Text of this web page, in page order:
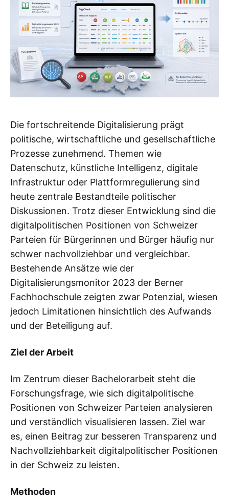
Die fortschreitende Digitalisierung prägt
politische, wirtschaftliche und gesellschaftliche
Prozesse zunehmend. Themen wie
Datenschutz, künstliche Intelligenz, digitale
Infrastruktur oder Plattformregulierung sind
heute zentrale Bestandteile politischer
Diskussionen. Trotz dieser Entwicklung sind die
digitalpolitischen Positionen von Schweizer
Parteien für Bürgerinnen und Bürger häufig nur
schwer nachvollziehbar und vergleichbar.
Bestehende Ansätze wie der
Digitalisierungsmonitor 2023 der Berner
Fachhochschule zeigten zwar Potenzial, wiesen
jedoch Limitationen hinsichtlich des Aufwands
und der Beteiligung auf.
Ziel der Arbeit
Im Zentrum dieser Bachelorarbeit steht die
Forschungsfrage, wie sich digitalpolitische
Positionen von Schweizer Parteien analysieren
und verständlich visualisieren lassen. Ziel war
es, einen Beitrag zur besseren Transparenz und
Nachvollziehbarkeit digitalpolitischer Positionen
in der Schweiz zu leisten.
Methoden